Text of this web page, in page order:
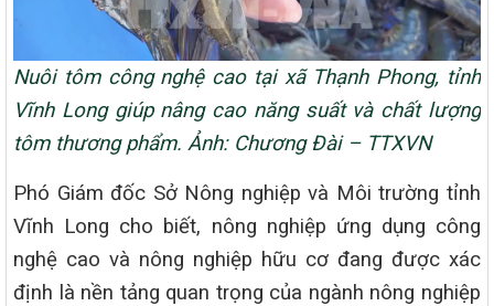
Nuôi tôm công nghệ cao tại xã Thạnh Phong, tỉnh
Vĩnh Long giúp nâng cao năng suất và chất lượng
tôm thương phẩm. Ảnh: Chương Đài – TTXVN
Phó Giám đốc Sở Nông nghiệp và Môi trường tỉnh
Vĩnh Long cho biết, nông nghiệp ứng dụng công
nghệ cao và nông nghiệp hữu cơ đang được xác
định là nền tảng quan trọng của ngành nông nghiệp